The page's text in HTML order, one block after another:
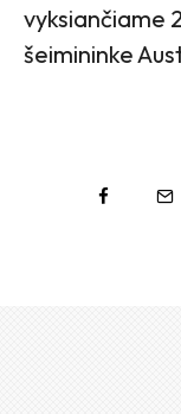
vyksiančiame
šeimininke